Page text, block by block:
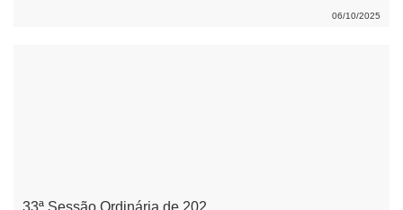
06/10/2025
33ª Sessão Ordinária de 202